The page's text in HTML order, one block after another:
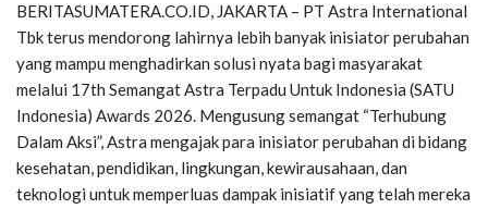
BERITASUMATERA.CO.ID, JAKARTA – PT Astra International
Tbk terus mendorong lahirnya lebih banyak inisiator perubahan
yang mampu menghadirkan solusi nyata bagi masyarakat
melalui 17th Semangat Astra Terpadu Untuk Indonesia (SATU
Indonesia) Awards 2026. Mengusung semangat “Terhubung
Dalam Aksi”, Astra mengajak para inisiator perubahan di bidang
kesehatan, pendidikan, lingkungan, kewirausahaan, dan
teknologi untuk memperluas dampak inisiatif yang telah mereka